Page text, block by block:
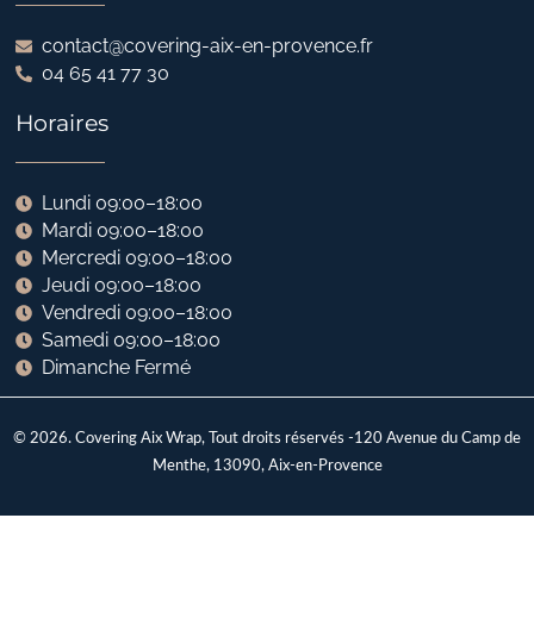
contact@covering-aix-en-provence.fr
04 65 41 77 30
Horaires
Lundi 09:00–18:00
Mardi 09:00–18:00
Mercredi 09:00–18:00
Jeudi 09:00–18:00
Vendredi 09:00–18:00
Samedi 09:00–18:00
Dimanche Fermé
© 2026. Covering Aix Wrap, Tout droits réservés -120 Avenue du Camp de
Menthe, 13090, Aix-en-Provence